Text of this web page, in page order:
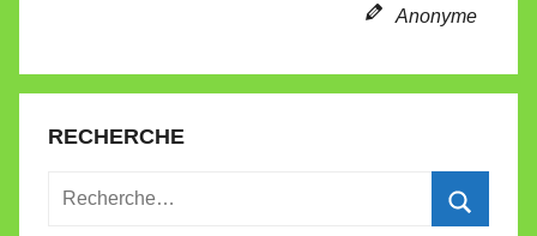
Anonyme
RECHERCHE
Recherche